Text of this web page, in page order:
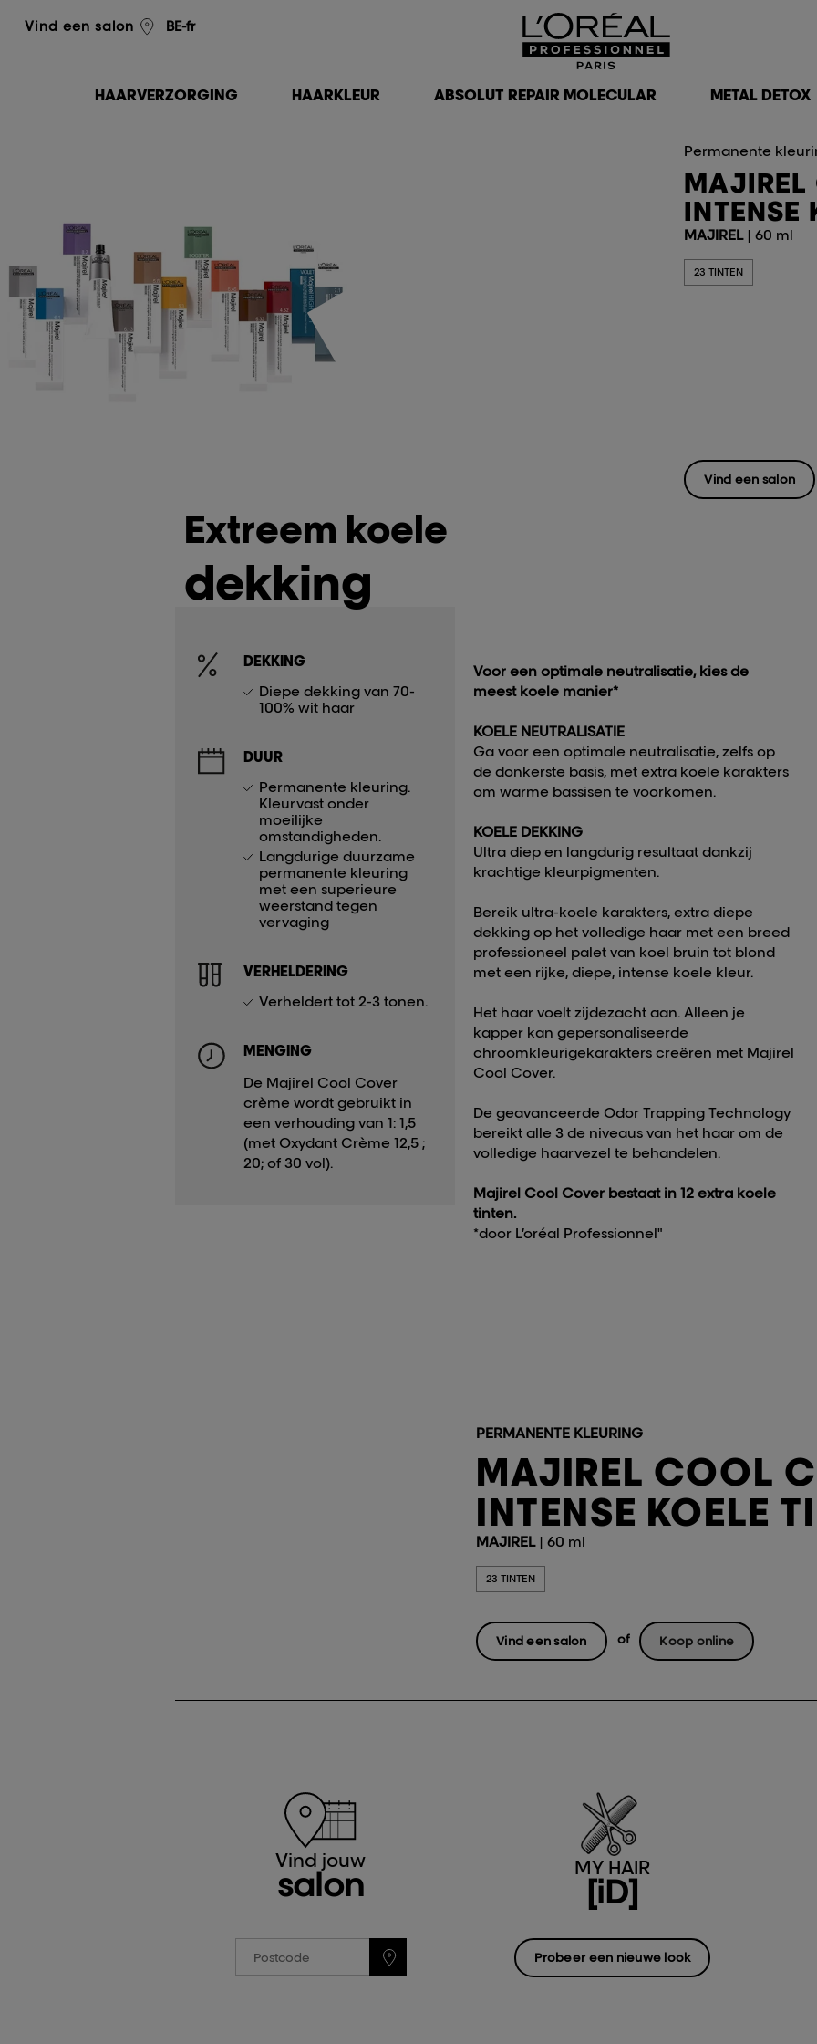
Vind een salon BE-fr
L'Oréal Professionnel
HAARVERZORGING HAARKLEUR ABSOLUT REPAIR MOLECULAR METAL DETOX
Permanente
MAJIREL
INTENSE
MAJIREL| 60 ml
23 TINTEN
Vind een salon
Extreem koele
dekking
DEKKING
Diepe dekking van 70-
100% wit haar
DUUR
Permanente kleuring.
Kleurvast onder
moeilijke
omstandigheden.
Langdurige duurzame
permanente kleuring
met een superieure
weerstand tegen
vervaging
VERHELDERING
Verheldert tot 2-3 tonen.
MENGING
De Majirel Cool Cover
crème wordt gebruikt in
een verhouding van 1: 1,5
(met Oxydant Crème 12,5 ;
20; of 30 vol).
Voor een optimale neutralisatie, kies de
meest koele manier*
KOELE NEUTRALISATIE
Ga voor een optimale neutralisatie, zelfs op
de donkerste basis, met extra koele karakters
om warme bassisen te voorkomen.
KOELE DEKKING
Ultra diep en langdurig resultaat dankzij
krachtige kleurpigmenten.
Bereik ultra-koele karakters, extra diepe
dekking op het volledige haar met een breed
professioneel palet van koel bruin tot blond
met een rijke, diepe, intense koele kleur.
Het haar voelt zijdezacht aan. Alleen je
kapper kan gepersonaliseerde
chroomkleurigekarakters creëren met Majirel
Cool Cover.
De geavanceerde Odor Trapping Technology
bereikt alle 3 de niveaus van het haar om de
volledige haarvezel te behandelen.
Majirel Cool Cover bestaat in 12 extra koele
tinten.
*door L’oréal Professionnel"
PERMANENTE KLEURING
MAJIREL COOL
INTENSE KOELE
MAJIREL| 60 ml
23 TINTEN
Vind een salon of Koop online
Vind jouw
salon MY HAIR
[iD]
Probeer een nieuwe look